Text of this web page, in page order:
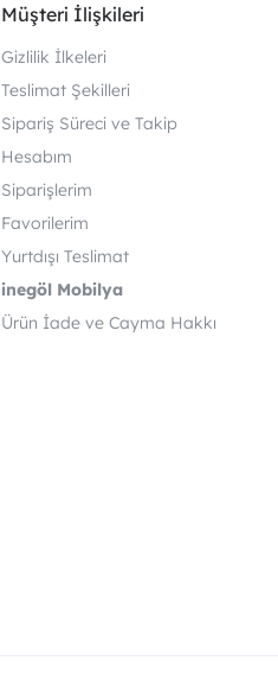
Müşteri İlişkileri
Gizlilik İlkeleri
Teslimat Şekilleri
Sipariş Süreci ve Takip
Hesabım
Siparişlerim
Favorilerim
Yurtdışı Teslimat
inegöl Mobilya
Ürün İade ve Cayma Hakkı